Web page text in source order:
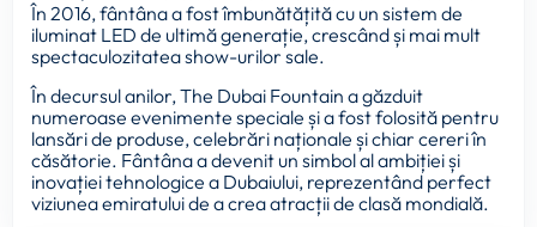
În 2016, fântâna a fost îmbunătățită cu un sistem de
iluminat LED de ultimă generație, crescând și mai mult
spectaculozitatea show-urilor sale.
În decursul anilor, The Dubai Fountain a găzduit
numeroase evenimente speciale și a fost folosită pentru
lansări de produse, celebrări naționale și chiar cereri în
căsătorie. Fântâna a devenit un simbol al ambiției și
inovației tehnologice a Dubaiului, reprezentând perfect
viziunea emiratului de a crea atracții de clasă mondială.